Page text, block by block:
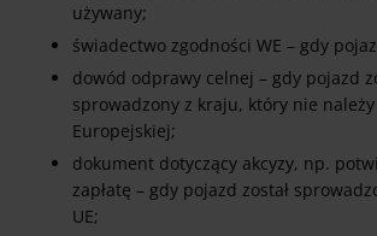
używany;
świadectwo zgodności WE – gdy
dowód odprawy celnej – gdy pojazd
sprowadzony z kraju, który nie
Europejskiej;
dokument dotyczący akcyzy, np.
zapłatę – gdy pojazd został
UE;